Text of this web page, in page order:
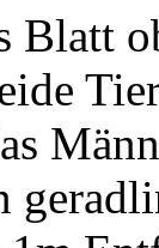
Blatt